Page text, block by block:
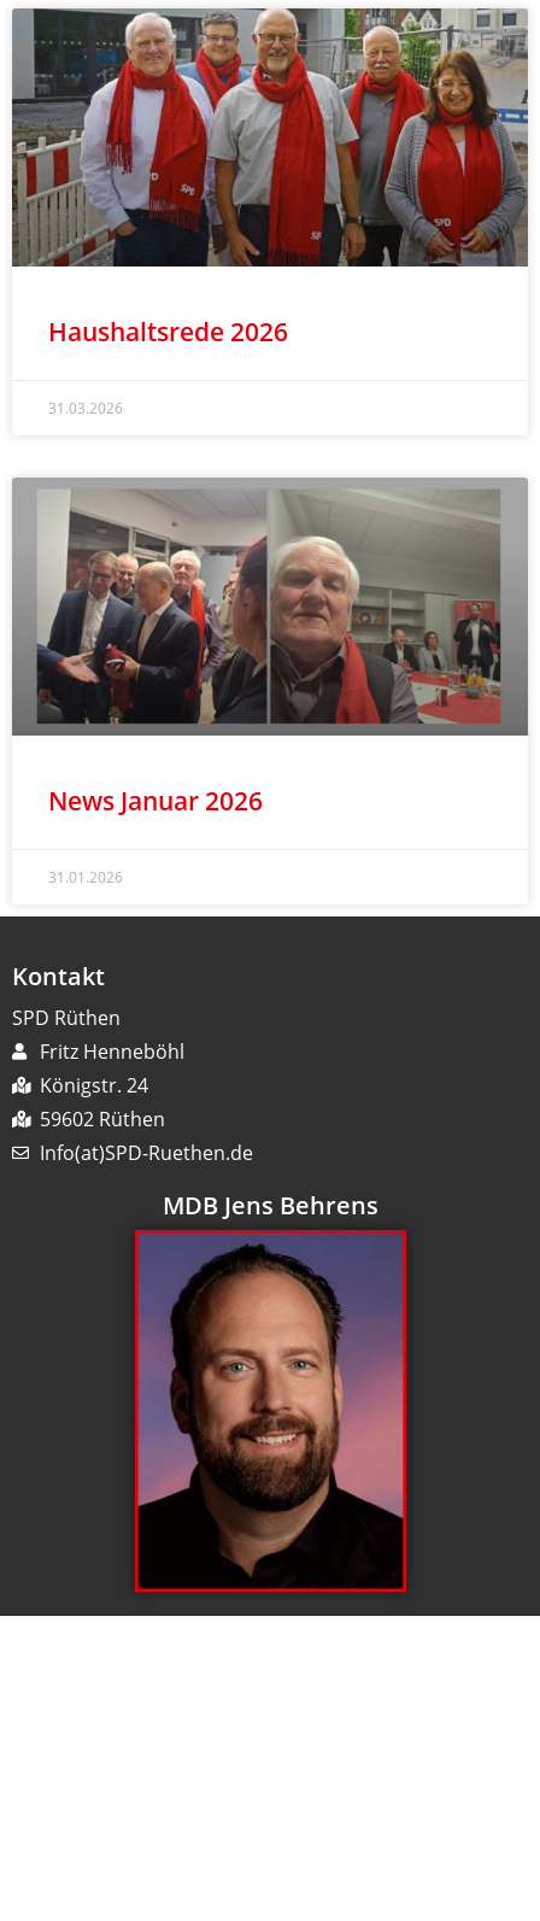
Haushaltsrede 2026
31.03.2026
News Januar 2026
31.01.2026
Kontakt
SPD Rüthen
Fritz Henneböhl
Königstr. 24
59602 Rüthen
Info(at)SPD-Ruethen.de
MDB Jens Behrens